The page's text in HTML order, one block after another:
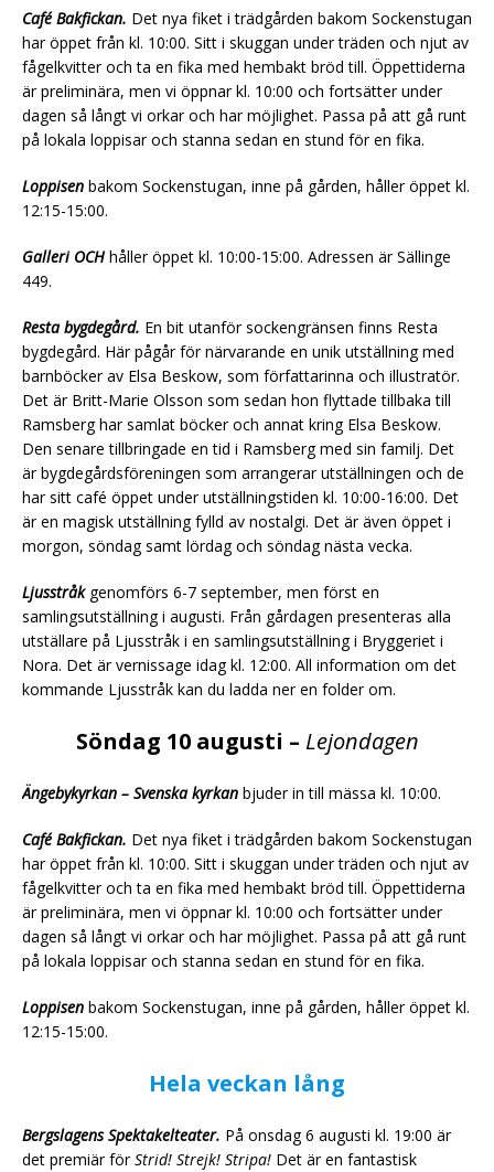
Café Bakfickan. Det nya fiket i trädgården bakom Sockenstugan
har öppet från kl. 10:00. Sitt i skuggan under träden och njut av
fågelkvitter och ta en fika med hembakt bröd till. Öppettiderna
är preliminära, men vi öppnar kl. 10:00 och fortsätter under
dagen så långt vi orkar och har möjlighet. Passa på att gå runt
på lokala loppisar och stanna sedan en stund för en fika.
Loppisen bakom Sockenstugan, inne på gården, håller öppet kl.
12:15-15:00.
Galleri OCH håller öppet kl. 10:00-15:00. Adressen är Sällinge
449.
Resta bygdegård. En bit utanför sockengränsen finns Resta
bygdegård. Här pågår för närvarande en unik utställning med
barnböcker av Elsa Beskow, som författarinna och illustratör.
Det är Britt-Marie Olsson som sedan hon flyttade tillbaka till
Ramsberg har samlat böcker och annat kring Elsa Beskow.
Den senare tillbringade en tid i Ramsberg med sin familj. Det
är bygdegårdsföreningen som arrangerar utställningen och de
har sitt café öppet under utställningstiden kl. 10:00-16:00. Det
är en magisk utställning fylld av nostalgi. Det är även öppet i
morgon, söndag samt lördag och söndag nästa vecka.
Ljusstråk genomförs 6-7 september, men först en
samlingsutställning i augusti. Från gårdagen presenteras alla
utställare på Ljusstråk i en samlingsutställning i Bryggeriet i
Nora. Det är vernissage idag kl. 12:00. All information om det
kommande Ljusstråk kan du ladda ner en folder om.
Söndag 10 augusti – Lejondagen
Ängebykyrkan – Svenska kyrkan bjuder in till mässa kl. 10:00.
Café Bakfickan. Det nya fiket i trädgården bakom Sockenstugan
har öppet från kl. 10:00. Sitt i skuggan under träden och njut av
fågelkvitter och ta en fika med hembakt bröd till. Öppettiderna
är preliminära, men vi öppnar kl. 10:00 och fortsätter under
dagen så långt vi orkar och har möjlighet. Passa på att gå runt
på lokala loppisar och stanna sedan en stund för en fika.
Loppisen bakom Sockenstugan, inne på gården, håller öppet kl.
12:15-15:00.
Hela veckan lång
Bergslagens Spektakelteater. På onsdag 6 augusti kl. 19:00 är
det premiär förStrid! Strejk! Stripa! Det är en fantastisk